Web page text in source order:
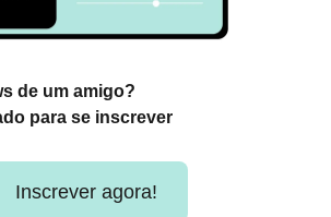
de um amigo?
para se inscrever
Inscrever agora!